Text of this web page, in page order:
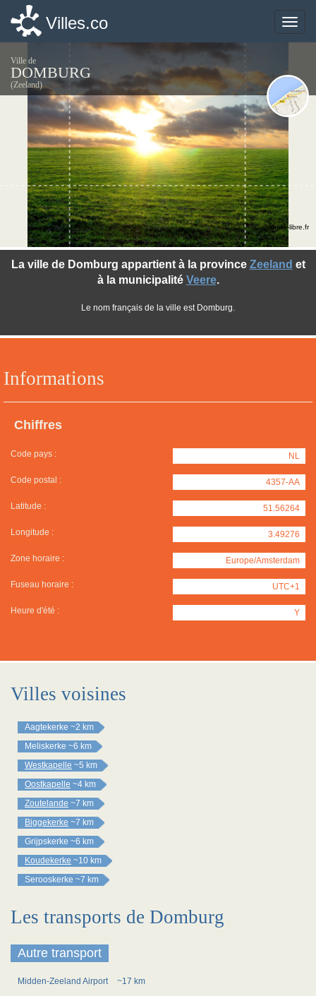
Toggle
Villes.co
Ville de
DOMBURG
(Zeeland)
Informations
Chiffres
Code pays : NL
Code postal : 4357-AA
Latitude : 51.56264
Longitude : 3.49276
Zone horaire : Europe/Amsterdam
Fuseau horaire : UTC+1
Heure d'été : Y
La ville de Domburg appartient à la province Zeeland et
à la municipalité Veere.
Le nom français de la ville est Domburg.
©photo-libre.fr
Villes voisines
Aagtekerke ~2 km
Meliskerke ~6 km
Westkapelle ~5 km
Oostkapelle ~4 km
Zoutelande ~7 km
Biggekerke ~7 km
Grijpskerke ~6 km
Koudekerke ~10 km
Serooskerke ~7 km
Les transports de Domburg
Autre transport
Midden-Zeeland Airport ~17 km
Toggle
Villes.co